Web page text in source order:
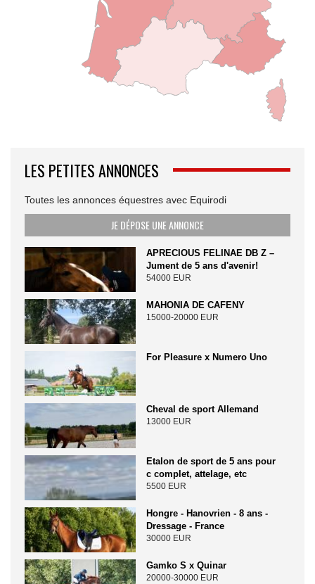
LES PETITES ANNONCES
Toutes les annonces équestres avec Equirodi
JE DÉPOSE UNE ANNONCE
APRECIOUS FELINAE DB Z –
Jument de 5 ans d'avenir!
54000 EUR
MAHONIA DE CAFENY
15000-20000 EUR
For Pleasure x Numero Uno
Cheval de sport Allemand
13000 EUR
Etalon de sport de 5 ans pour
c complet, attelage, etc
5500 EUR
Hongre - Hanovrien - 8 ans -
Dressage - France
30000 EUR
Gamko S x Quinar
20000-30000 EUR